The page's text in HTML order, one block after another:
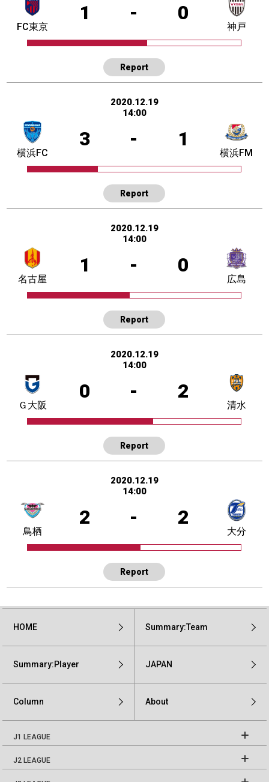
1 - 0
FC東京 神戸
Report
2020.12.19
14:00
3 - 1
横浜FC 横浜FM
Report
2020.12.19
14:00
1 - 0
名古屋 広島
Report
2020.12.19
14:00
0 - 2
Ｇ大阪 清水
Report
2020.12.19
14:00
2 - 2
鳥栖 大分
Report
HOME Summary:Team
Summary:Player JAPAN
Column About
J1 LEAGUE
J2 LEAGUE